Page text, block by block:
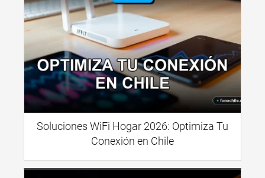
Soluciones WiFi Hogar 2026: Optimiza Tu
Conexión en Chile